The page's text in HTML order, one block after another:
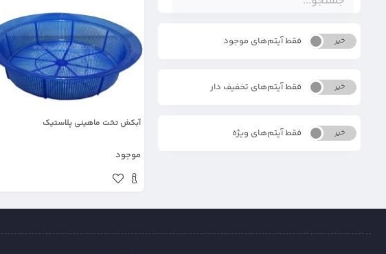
بله خیر فقط آیتم‌های موجود
بله خیر فقط آیتم‌های تخفیف دار
بله خیر فقط آیتم‌های ویژه
آبکش تخت ماهینی پلاستیک
موجود